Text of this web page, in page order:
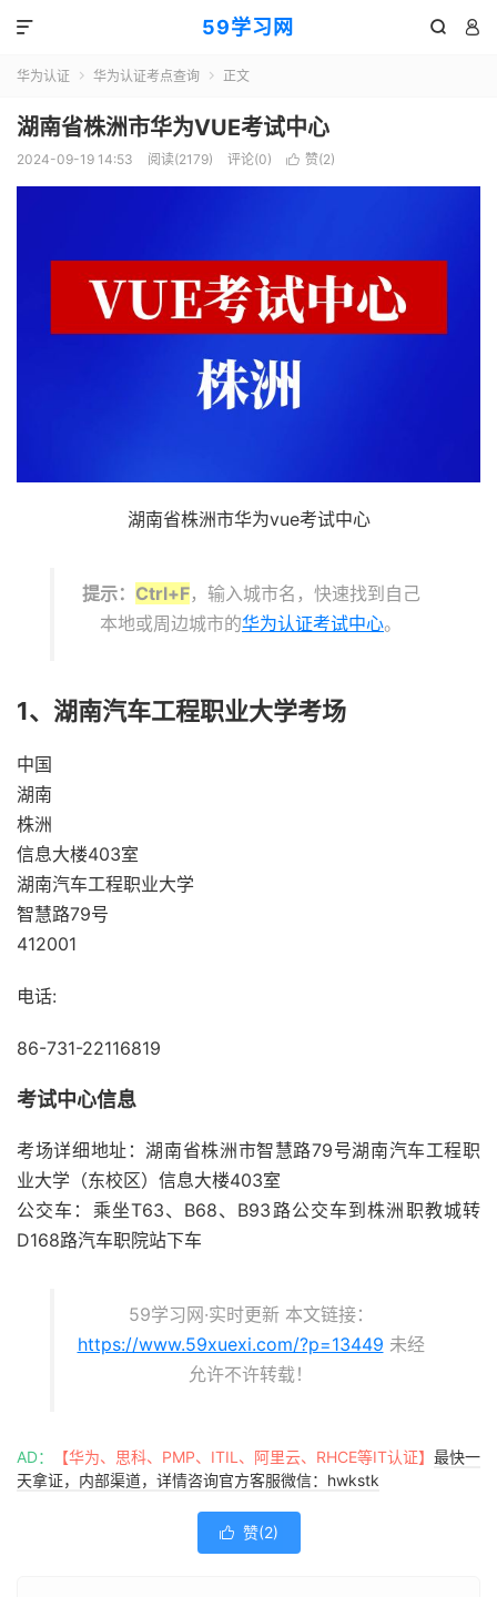
59学习网  

华为认证  华为认证考点查询  正文
湖南省株洲市华为VUE考试中心
2024-09-19 14:53 阅读(2179) 评论(0)  赞(2)
湖南省株洲市华为vue考试中心
提示： Ctrl+F，输入城市名，快速找到自己
本地或周边城市的华为认证考试中心。
1、湖南汽车工程职业大学考场
中国
湖南
株洲
信息大楼403室
湖南汽车工程职业大学
智慧路79号
412001
电话:
86-731-22116819
考试中心信息
考场详细地址：湖南省株洲市智慧路79号湖南汽车工程职
业大学（东校区）信息大楼403室
公交车：乘坐T63、B68、B93路公交车到株洲职教城转
D168路汽车职院站下车
59学习网·实时更新 本文链接：
https://www.59xuexi.com/?p=13449 未经
允许不许转载！
AD： 【华为、思科、PMP、ITIL、阿里云、RHCE等IT认证】 最快一
天拿证，内部渠道，详情咨询官方客服微信：hwkstk
 赞(2)